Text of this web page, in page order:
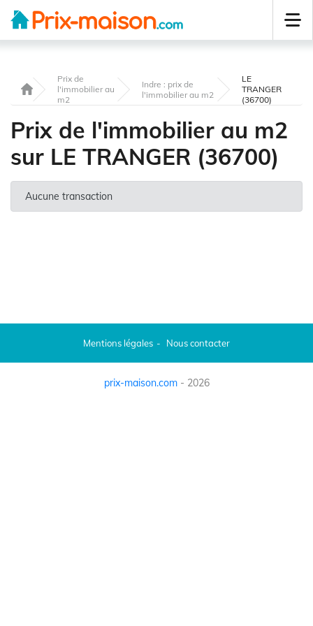
Prix de
l'immobilier au
m2
Indre : prix de
l'immobilier au m2
LE
TRANGER
(36700)
Prix de l'immobilier au m2
sur LE TRANGER (36700)
Aucune transaction
Mentions légales Nous contacter
prix-maison.com- 2026